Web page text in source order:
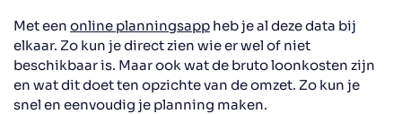
Met een online planningsapp heb je al deze data bij
elkaar. Zo kun je direct zien wie er wel of niet
beschikbaar is. Maar ook wat de bruto loonkosten zijn
en wat dit doet ten opzichte van de omzet. Zo kun je
snel en eenvoudig je planning maken.